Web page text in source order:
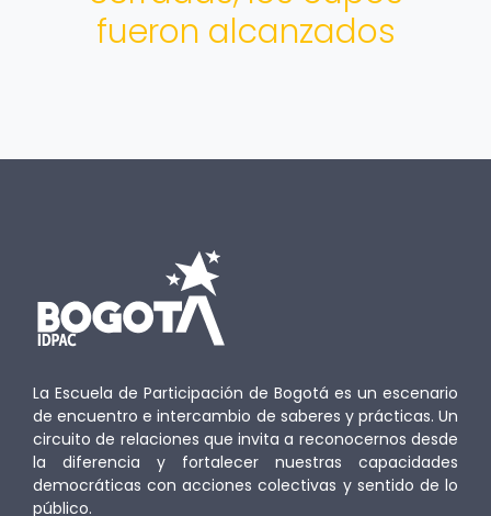
fueron alcanzados
La Escuela de Participación de Bogotá es un escenario
de encuentro e intercambio de saberes y prácticas. Un
circuito de relaciones que invita a reconocernos desde
la diferencia y fortalecer nuestras capacidades
democráticas con acciones colectivas y sentido de lo
público.